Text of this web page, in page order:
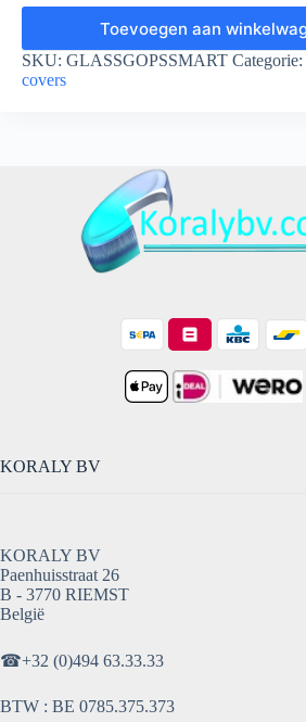
Toevoegen aan
SKU: GLASSGOPSSMART Categorie:
covers
KORALY BV
KORALY BV
Paenhuisstraat 26
B - 3770 RIEMST
België
☎+32 (0)494 63.33.33
BTW : BE 0785.375.373